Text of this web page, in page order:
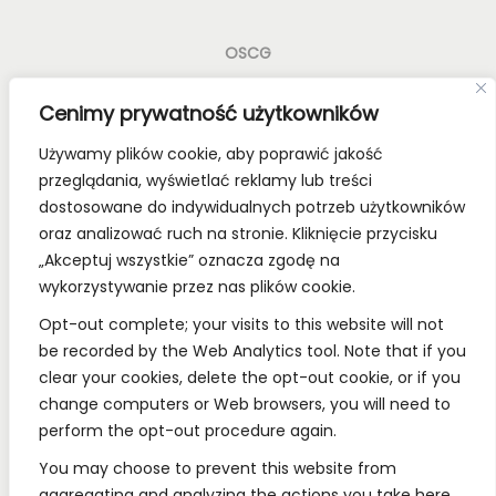
Cenimy prywatność użytkowników
Używamy plików cookie, aby poprawić jakość
przeglądania, wyświetlać reklamy lub treści
dostosowane do indywidualnych potrzeb użytkowników
oraz analizować ruch na stronie. Kliknięcie przycisku
„Akceptuj wszystkie” oznacza zgodę na
wykorzystywanie przez nas plików cookie.
Opt-out complete; your visits to this website will not
be recorded by the Web Analytics tool. Note that if you
clear your cookies, delete the opt-out cookie, or if you
change computers or Web browsers, you will need to
perform the opt-out procedure again.
You may choose to prevent this website from
OSCG
styl życia!
Bądź z nami na bieżąco, dołącz do naszych mediów
społecznościowych.
REGULAMINY:
Regulamin
RODO